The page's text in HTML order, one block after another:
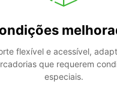
flexível e acessível,
que requerem
especiais.